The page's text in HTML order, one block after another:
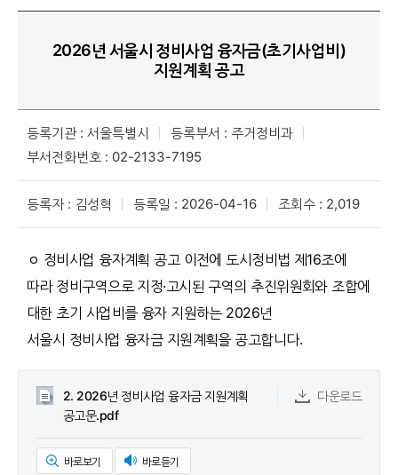
2026년 서울시 정비사업 융자금(초기사업비)
지원계획 공고
등록기관 : 서울특별시
등록부서 : 주거정비과
부서전화번호 : 02-2133-7195
등록자 : 김성혁 등록일 : 2026-04-16 조회수 : 2,019
ㅇ 정비사업 융자계획 공고 이전에 도시정비법 제16조에
따라 정비구역으로 지정·고시된 구역의 추진위원회와 조합에
대한 초기 사업비를 융자 지원하는 2026년
서울시 정비사업 융자금 지원계획을 공고합니다.
2. 2026년 정비사업 융자금 지원계획
공고문.pdf
다운로드
바로보기 바로듣기